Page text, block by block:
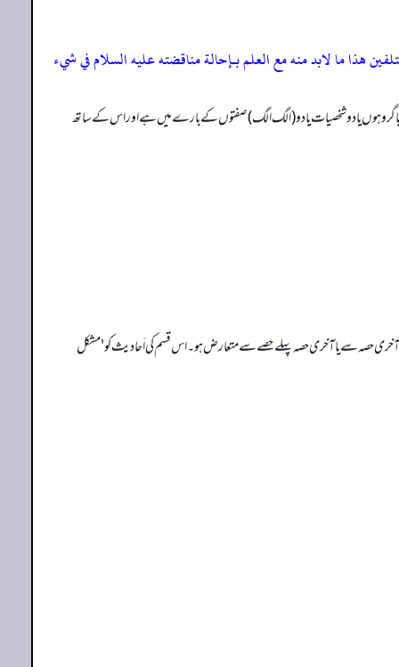
ھذا ما لابد منه مع العلم بـإحالة مناقضته علیه السلام في شيء
یاگر وہوں یا دو شخصیات یا دو (الگ الگ) صفتوں کے بارے میں ہے اور اس کے ساتھ
حصہ سے یا آخری حصہ پہلے حصے سے متعارض ہو۔ اس قسم کی اَحا دیث کو 'مشکل